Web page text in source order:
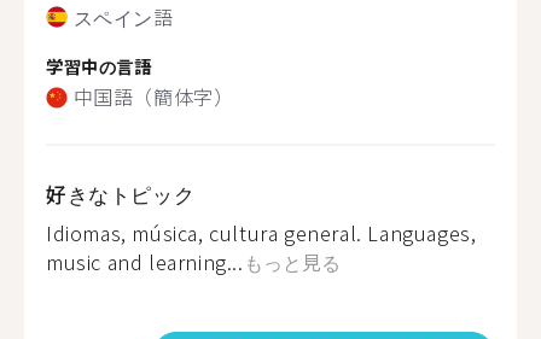
スペイン語
学習中の言語
中国語（簡体字）
好きなトピック
Idiomas, música, cultura general. Languages,
music and learning... もっと見る